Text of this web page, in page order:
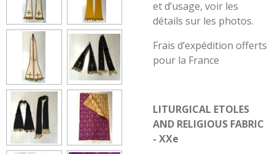
et d’usage, voir les
détails sur les photos.
Frais d’expédition offerts
pour la France
LITURGICAL ETOLES
AND RELIGIOUS FABRIC
- XXe